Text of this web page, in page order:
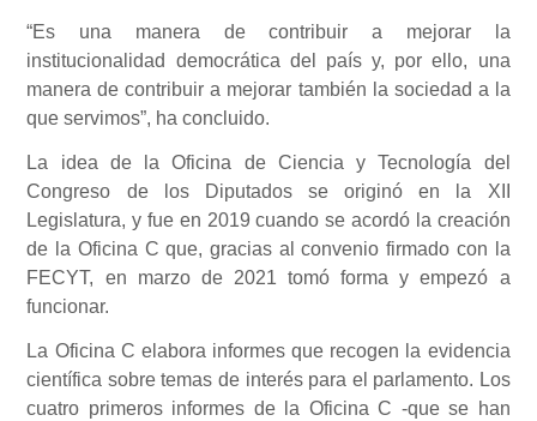
“Es una manera de contribuir a mejorar la
institucionalidad democrática del país y, por ello, una
manera de contribuir a mejorar también la sociedad a la
que servimos”, ha concluido.
La idea de la Oficina de Ciencia y Tecnología del
Congreso de los Diputados se originó en la XII
Legislatura, y fue en 2019 cuando se acordó la creación
de la Oficina C que, gracias al convenio firmado con la
FECYT, en marzo de 2021 tomó forma y empezó a
funcionar.
La Oficina C elabora informes que recogen la evidencia
científica sobre temas de interés para el parlamento. Los
cuatro primeros informes de la Oficina C -que se han